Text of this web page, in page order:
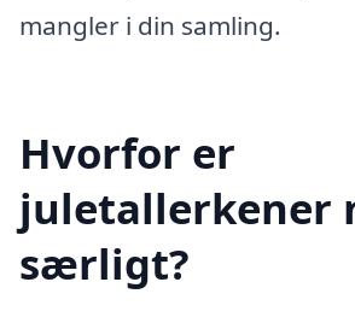
mangler i din samling.
Hvorfor er
juletallerkener
særligt?